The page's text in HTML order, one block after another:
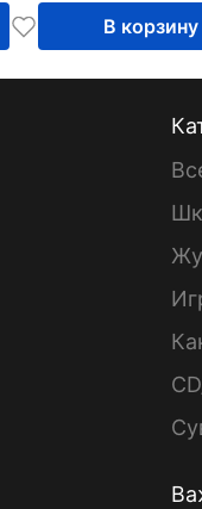
В корзину